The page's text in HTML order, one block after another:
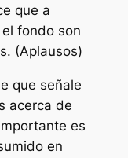
que a
fondo son
(Aplausos)
que señale
acerca de
es
en